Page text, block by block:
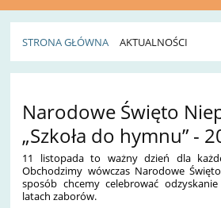
STRONA GŁÓWNA AKTUALNOŚCI
Narodowe Święto
„Szkoła do hymnu” -
11 listopada to ważny dzień dla
Obchodzimy wówczas Narodowe
sposób chcemy celebrować
latach zaborów.